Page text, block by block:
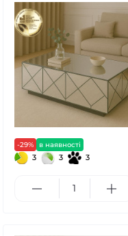
-29% в наявності
3 3 3